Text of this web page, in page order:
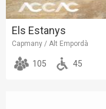
Els Estanys
Capmany / Alt Empordà
105 45